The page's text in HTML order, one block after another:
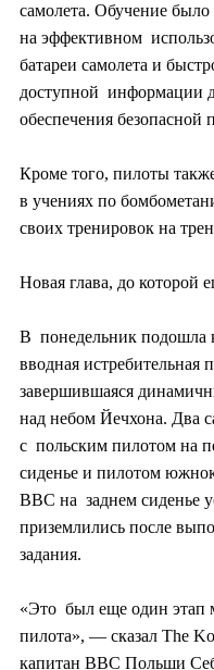
самолета. Обучение было
на эффективном
батареи самолета и
доступной  информации
обеспечения безопасной
Кроме того, пилоты
в учениях по
своих тренировок на
Новая глава, до которой
В  понедельник подошла
вводная истребительная
завершившаяся
над небом Йечхона. Два
с  польским пилотом на
сиденье и пилотом
ВВС на  заднем сиденье
приземлились после
задания.
«Это  был еще один этап
пилота», — сказал The
капитан ВВС Польши